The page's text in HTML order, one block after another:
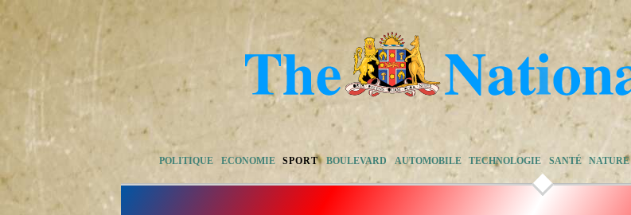
POLITIQUE ECONOMIE SPORT BOULEVARD AUTOMOBILE TECHNOLOGIE SANTÉ NATURE